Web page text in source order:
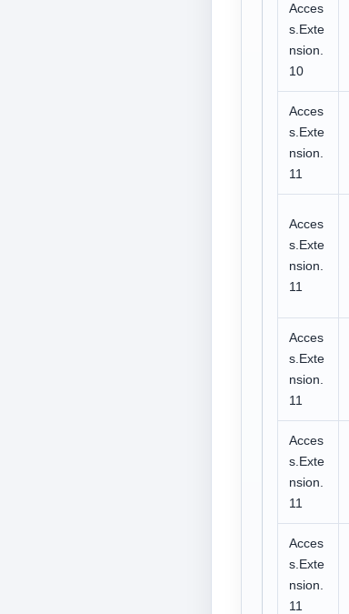
Acces
s.Exte
nsion.
10
Acces
s.Exte
nsion.
11
Acces
s.Exte
nsion.
11
Acces
s.Exte
nsion.
11
Acces
s.Exte
nsion.
11
Acces
s.Exte
nsion.
11